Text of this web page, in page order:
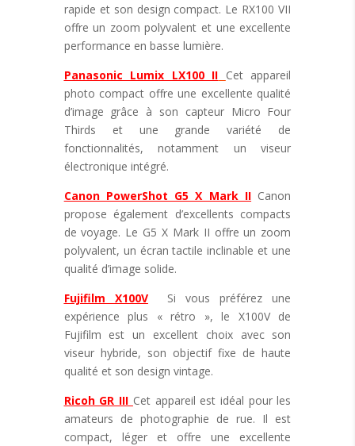
rapide et son design compact. Le RX100 VII
offre un zoom polyvalent et une excellente
performance en basse lumière.
Panasonic Lumix LX100 II Cet appareil
photo compact offre une excellente qualité
d’image grâce à son capteur Micro Four
Thirds et une grande variété de
fonctionnalités, notamment un viseur
électronique intégré.
Canon PowerShot G5 X Mark II Canon
propose également d’excellents compacts
de voyage. Le G5 X Mark II offre un zoom
polyvalent, un écran tactile inclinable et une
qualité d’image solide.
Fujifilm X100V
Si vous préférez une
expérience plus « rétro », le X100V de
Fujifilm est un excellent choix avec son
viseur hybride, son objectif fixe de haute
qualité et son design vintage.
Ricoh GR III Cet appareil est idéal pour les
amateurs de photographie de rue. Il est
compact, léger et offre une excellente